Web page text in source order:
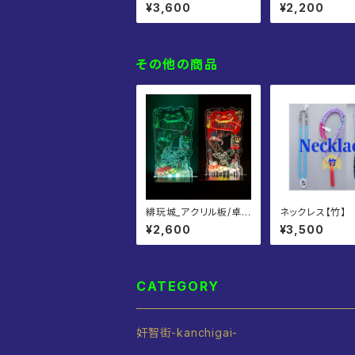
¥3,600 ¥2,200
その他の商品
緋玩城_アクリル板/卓
上繁華街
¥2,600
ネックレス【竹】
¥3,500
CATEGORY
奸智街-kanchigai-